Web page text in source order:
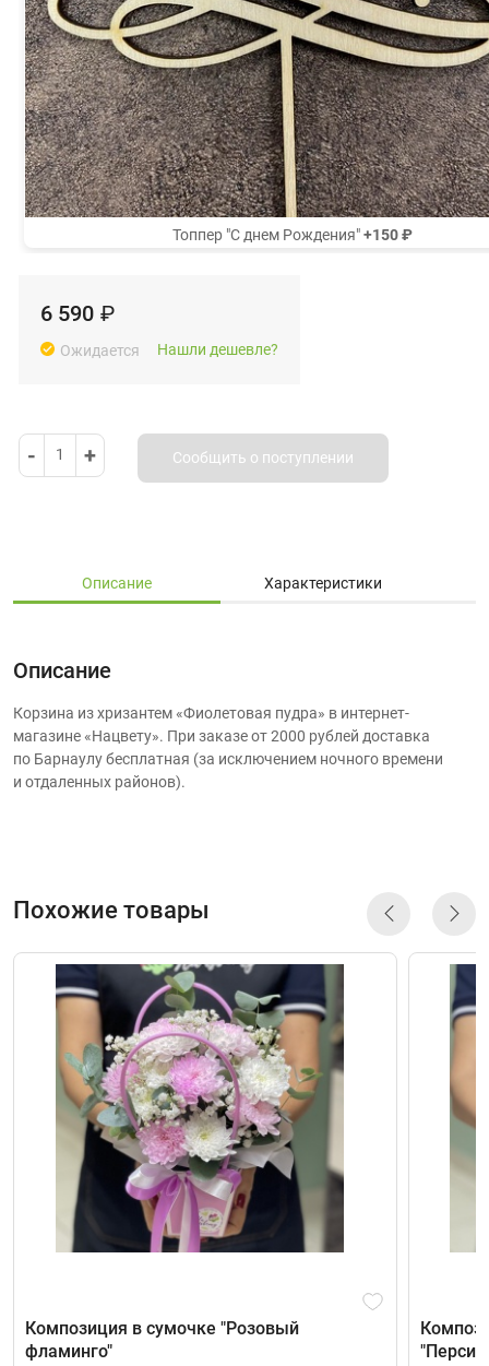
Топпер "С днем Рождения"+150 ₽
6 590 ₽
Ожидается Нашли дешевле?
- 1 + Сообщить о поступлении
Описание Характеристики
Описание
Корзина из хризантем «Фиолетовая пудра» в интернет-
магазине «Нацвету». При заказе от 2000 рублей доставка
по Барнаулу бесплатная (за исключением ночного времени
и отдаленных районов).
Похожие товары
Композиция в сумочке "Розовый
фламинго"